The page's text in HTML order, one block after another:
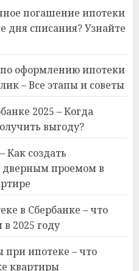
погашение ипотеки
дня списания? Узнайте
оформлению ипотеки
– Все этапы и советы
2025 – Когда
выгоду?
Как создать
дверным проемом в
в Сбербанке – что
2025 году
при ипотеке – что
квартиры